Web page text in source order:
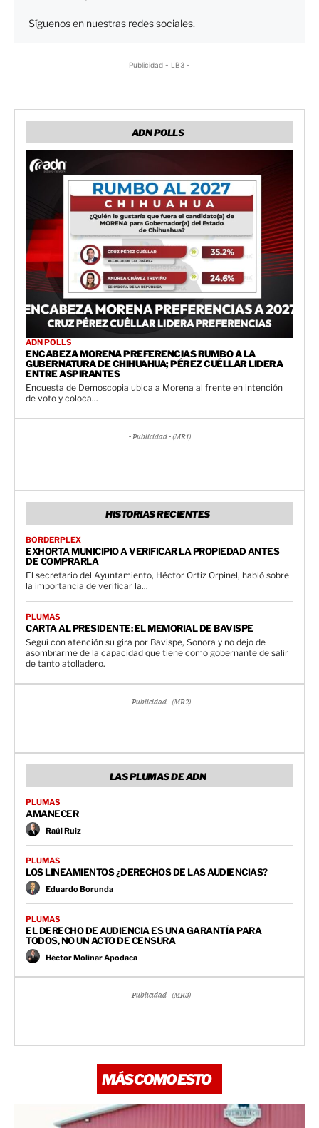
Síguenos en nuestras redes sociales.
Publicidad - LB3 -
ADN POLLS
ADN POLLS
ENCABEZA MORENA PREFERENCIAS RUMBO A LA
GUBERNATURA DE CHIHUAHUA; PÉREZ CUÉLLAR LIDERA
ENTRE ASPIRANTES
Encuesta de Demoscopia ubica a Morena al frente en intención
de voto y coloca...
- Publicidad - (MR1)
HISTORIAS RECIENTES
BORDERPLEX
EXHORTA MUNICIPIO A VERIFICAR LA PROPIEDAD ANTES
DE COMPRARLA
El secretario del Ayuntamiento, Héctor Ortiz Orpinel, habló sobre
la importancia de verificar la...
PLUMAS
CARTA AL PRESIDENTE: EL MEMORIAL DE BAVISPE
Seguí con atención su gira por Bavispe, Sonora y no dejo de
asombrarme de la capacidad que tiene como gobernante de salir
de tanto atolladero.
- Publicidad - (MR2)
LAS PLUMAS DE ADN
PLUMAS
AMANECER
Raúl Ruiz
PLUMAS
LOS LINEAMIENTOS ¿DERECHOS DE LAS AUDIENCIAS?
Eduardo Borunda
PLUMAS
EL DERECHO DE AUDIENCIA ES UNA GARANTÍA PARA
TODOS, NO UN ACTO DE CENSURA
Héctor Molinar Apodaca
- Publicidad - (MR3)
MÁS COMO ESTO